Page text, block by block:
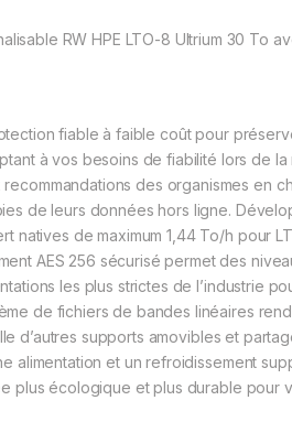
RW HPE LTO-8 Ultrium 30 To
fiable à faible coût pour
à vos besoins de fiabilité lors de
des organismes en
de leurs données hors ligne.
natives de maximum 1,44 To/h pour
AES 256 sécurisé permet des
les plus strictes de l’industrie
de fichiers de bandes linéaires
d’autres supports amovibles et
alimentation et un refroidissement
plus écologique et plus durable pour